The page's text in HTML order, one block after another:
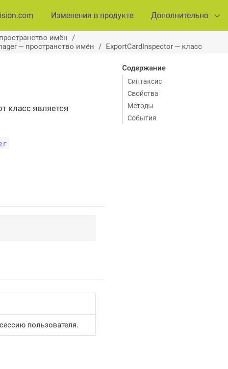
Изменения в продукте Дополнительно
имён
— пространство имён ExportCardInspector — класс
Содержание
Синтаксис
Свойства
Методы
События
класс является
пользователя.